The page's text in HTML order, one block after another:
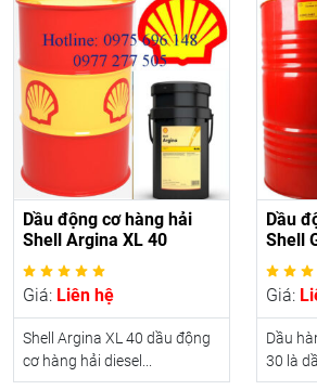
Dầu động cơ hàng hải
Shell Argina XL 40
Giá: Liên hệ
Shell Argina XL 40 dầu động
cơ hàng hải diesel...
Dầu
Shell
Giá:
Dầu
30 là